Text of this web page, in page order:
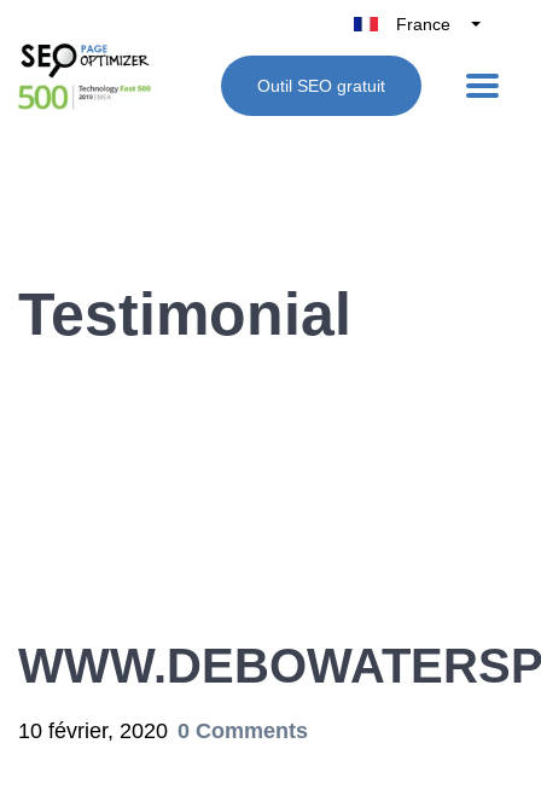
France
Belgique
België
Outil SEO gratuit
Testimonial
10 février, 2020 0 Comments